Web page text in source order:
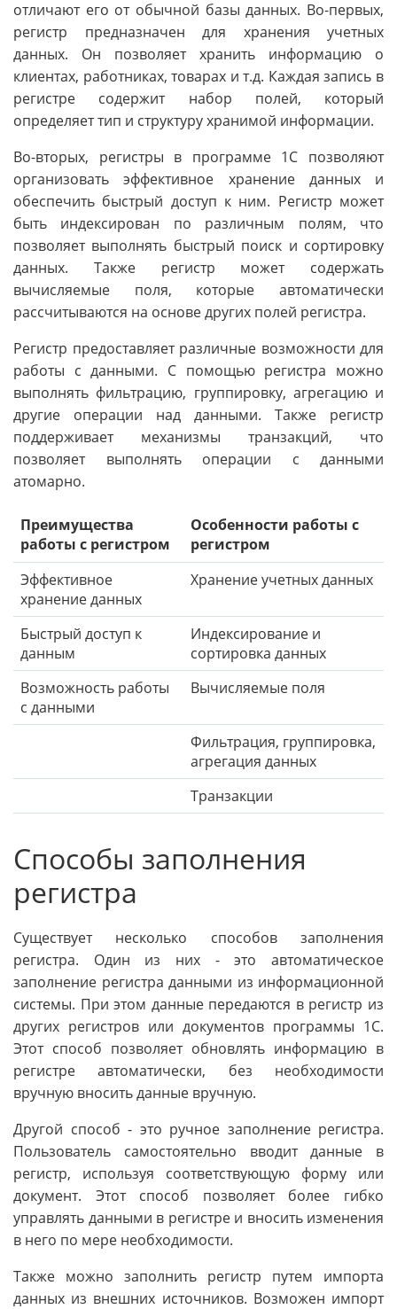
отличают его от обычной базы данных. Во-первых,
регистр предназначен для хранения учетных
данных. Он позволяет хранить информацию о
клиентах, работниках, товарах и т.д. Каждая запись в
регистре содержит набор полей, который
определяет тип и структуру хранимой информации.
Во-вторых, регистры в программе 1С позволяют
организовать эффективное хранение данных и
обеспечить быстрый доступ к ним. Регистр может
быть индексирован по различным полям, что
позволяет выполнять быстрый поиск и сортировку
данных. Также регистр может содержать
вычисляемые поля, которые автоматически
рассчитываются на основе других полей регистра.
Регистр предоставляет различные возможности для
работы с данными. С помощью регистра можно
выполнять фильтрацию, группировку, агрегацию и
другие операции над данными. Также регистр
поддерживает механизмы транзакций, что
позволяет выполнять операции с данными
атомарно.
Преимущества
работы с регистром
Особенности работы с
регистром
Эффективное
хранение данных
Хранение учетных данных
Быстрый доступ к
данным
Индексирование и
сортировка данных
Возможность работы
с данными
Вычисляемые поля
Фильтрация, группировка,
агрегация данных
Транзакции
Способы заполнения
регистра
Существует несколько способов заполнения
регистра. Один из них - это автоматическое
заполнение регистра данными из информационной
системы. При этом данные передаются в регистр из
других регистров или документов программы 1С.
Этот способ позволяет обновлять информацию в
регистре автоматически, без необходимости
вручную вносить данные вручную.
Другой способ - это ручное заполнение регистра.
Пользователь самостоятельно вводит данные в
регистр, используя соответствующую форму или
документ. Этот способ позволяет более гибко
управлять данными в регистре и вносить изменения
в него по мере необходимости.
Также можно заполнить регистр путем импорта
данных из внешних источников. Возможен импорт